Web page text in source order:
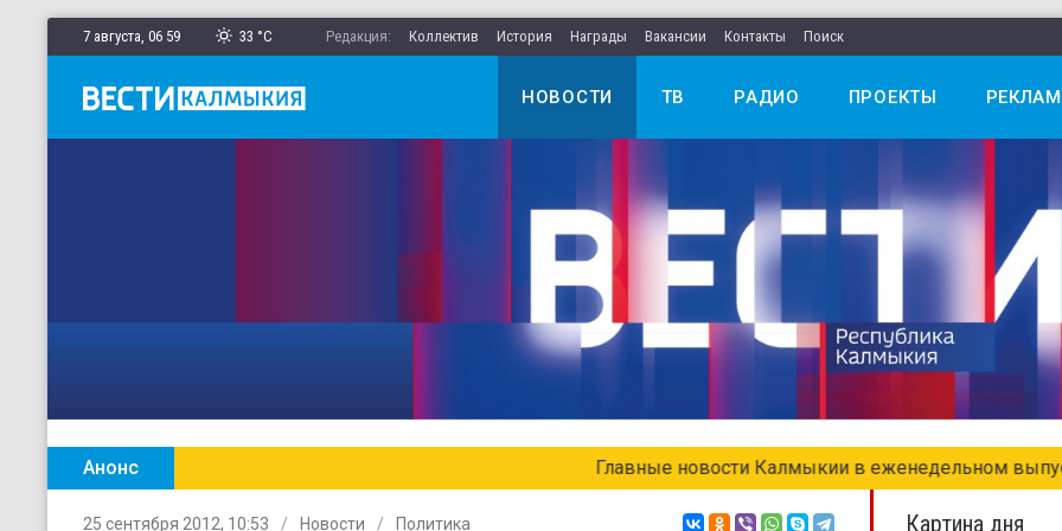
7 августа, 06 59 33 °C Редакция: Коллектив История Награды Вакансии Контакты Поиск
НОВОСТИ ТВ РАДИО ПРОЕКТЫ
Анонс Главные новости Калмыкии в еженедельном выпуске «Местное время. Воскресенье»
25 сентября 2012, 10:53 Новости Политика Картина дня